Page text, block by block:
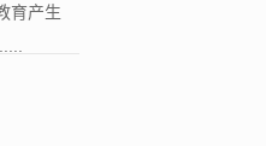
育产生